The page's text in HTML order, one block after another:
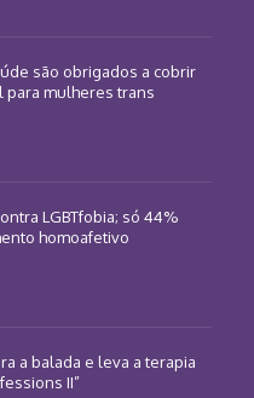
são obrigados a cobrir
para mulheres trans
LGBTfobia; só 44%
homoafetivo
a balada e leva a terapia
II”